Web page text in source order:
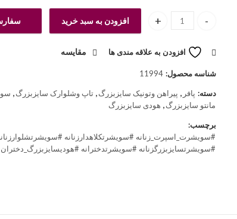
سویشرت کلاهدار زنانه سایزبزرگ عدد
افزودن به سبد خرید
افزودن به علاقه مندی ها مقایسه
شناسه محصول: 11994
دسته: پافر , پیراهن وتونیک سایزبزرگ, تاپ وشلوارک سایزبزرگ,
مانتو سایزبزرگ, هودی سایزبزرگ
برچسب:
#سویشرت_اسپرت_زنانه #سویشرتکلاهدارزنانه
#سویشرتسایزبزرگزنانه #سویشرتدخترانه #هودیسایزبزرگ_دختران